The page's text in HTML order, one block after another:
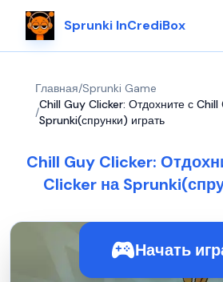
Sprunki InCrediBox
Главная/Sprunki Game
/
Chill Guy Clicker: Отдохните с
Sprunki(спрунки) играть
Chill Guy Clicker:
Clicker на
Начать